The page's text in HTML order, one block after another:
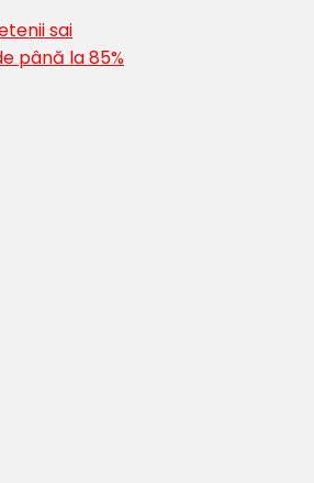
sai
până la 85%